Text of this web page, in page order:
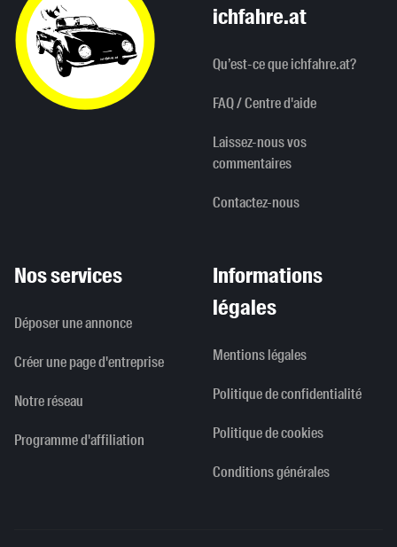
ichfahre.at
Qu’est-ce que ichfahre.at?
FAQ / Centre d'aide
Laissez-nous vos
commentaires
Contactez-nous
Nos services
Déposer une annonce
Créer une page d'entreprise
Notre réseau
Programme d'affiliation
Informations
légales
Mentions légales
Politique de confidentialité
Politique de cookies
Conditions générales